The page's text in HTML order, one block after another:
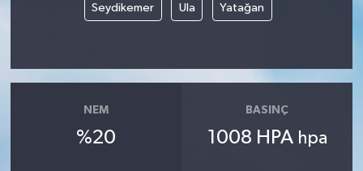
Seydikemer Ula Yatağan
NEM
%20
BASINÇ
1008 HPA hpa
Tarihi Yapılarımız
Yerel